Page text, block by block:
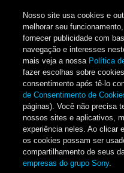
Nosso site usa cookies e
melhorar seu
fornecer publicidade com
navegação e interesses
mais veja a nossa Política
fazer escolhas sobre
consentimento após tê-lo
de Consentimento de
páginas). Você não precisa
nossos sites e aplicativos,
experiência neles. Ao clicar
os cookies possam ser
compartilhamento de seus
empresas do grupo Sony.